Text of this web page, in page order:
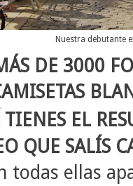
Nuestra debutante
DE 3000
TIENES EL
QUE SALÍS
todas ellas